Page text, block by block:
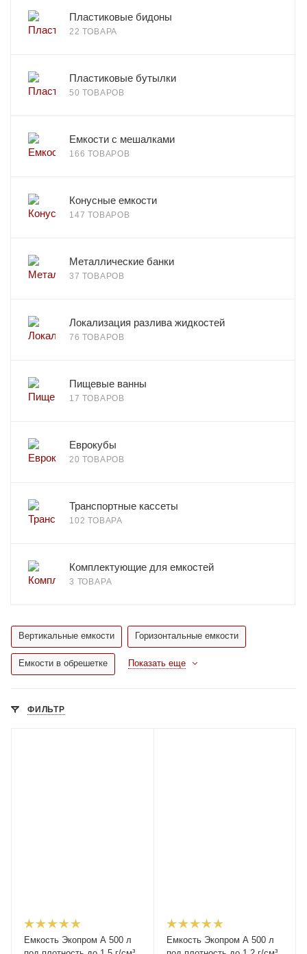
Пластиковые бидоны
22 ТОВАРА
Пластиковые бутылки
50 ТОВАРОВ
Емкости с мешалками
166 ТОВАРОВ
Конусные емкости
147 ТОВАРОВ
Металлические банки
37 ТОВАРОВ
Локализация разлива жидкостей
76 ТОВАРОВ
Пищевые ванны
17 ТОВАРОВ
Еврокубы
20 ТОВАРОВ
Транспортные кассеты
102 ТОВАРА
Комплектующие для емкостей
3 ТОВАРА
Вертикальные емкости Горизонтальные емкости
Емкости в обрешетке Показать еще
ФИЛЬТР
Емкость Экопром A 500 л
Емкость Экопром A 500 л